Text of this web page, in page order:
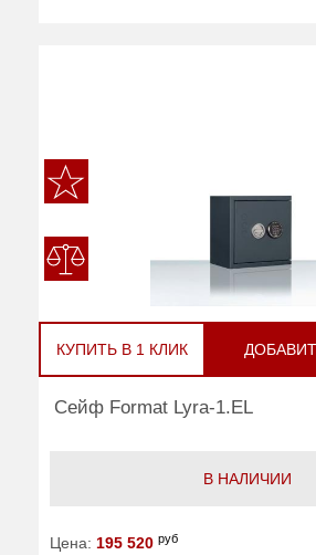
КУПИТЬ В 1 КЛИК
Сейф Format Lyra-1.EL
В НАЛИЧИИ
Цена: 195 520 руб